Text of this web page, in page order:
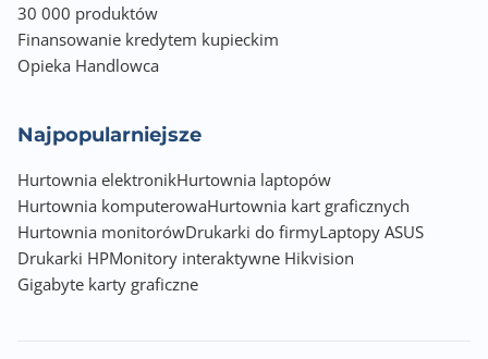
30 000 produktów
Finansowanie kredytem kupieckim
Opieka Handlowca
Najpopularniejsze
Hurtownia elektronikHurtownia laptopów
Hurtownia komputerowaHurtownia kart graficznych
Hurtownia monitorówDrukarki do firmyLaptopy ASUS
Drukarki HPMonitory interaktywne Hikvision
Gigabyte karty graficzne